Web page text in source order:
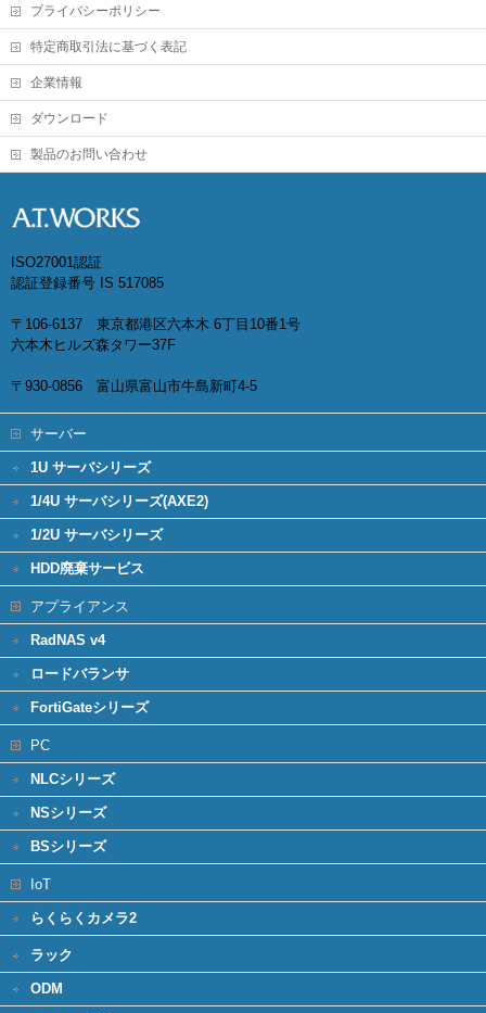
プライバシーポリシー
特定商取引法に基づく表記
企業情報
ダウンロード
製品のお問い合わせ
ISO27001認証
認証登録番号 IS 517085
〒106-6137 東京都港区六本木 6丁目10番1号
六本木ヒルズ森タワー37F
〒930-0856 富山県富山市牛島新町4-5
サーバー
1U サーバシリーズ
1/4U サーバシリーズ(AXE2)
1/2U サーバシリーズ
HDD廃棄サービス
アプライアンス
RadNAS v4
ロードバランサ
FortiGateシリーズ
PC
NLCシリーズ
NSシリーズ
BSシリーズ
IoT
らくらくカメラ2
ラック
ODM